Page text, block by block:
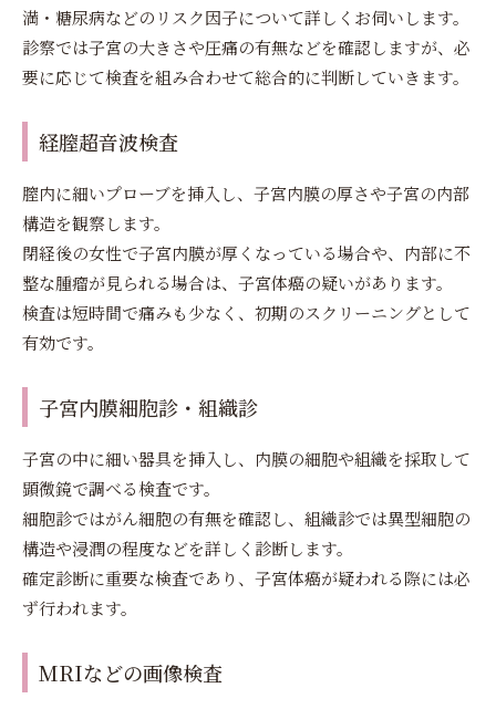
満・糖尿病などのリスク因子について詳しくお伺いします。
診察では子宮の大きさや圧痛の有無などを確認しますが、必
要に応じて検査を組み合わせて総合的に判断していきます。
経膣超音波検査
膣内に細いプローブを挿入し、子宮内膜の厚さや子宮の内部
構造を観察します。
閉経後の女性で子宮内膜が厚くなっている場合や、内部に不
整な腫瘤が見られる場合は、子宮体癌の疑いがあります。
検査は短時間で痛みも少なく、初期のスクリーニングとして
有効です。
子宮内膜細胞診・組織診
子宮の中に細い器具を挿入し、内膜の細胞や組織を採取して
顕微鏡で調べる検査です。
細胞診ではがん細胞の有無を確認し、組織診では異型細胞の
構造や浸潤の程度などを詳しく診断します。
確定診断に重要な検査であり、子宮体癌が疑われる際には必
ず行われます。
MRIなどの画像検査